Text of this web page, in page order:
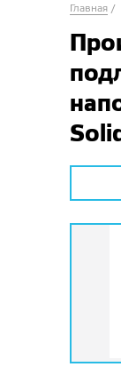
Vebe
ITC
Главная